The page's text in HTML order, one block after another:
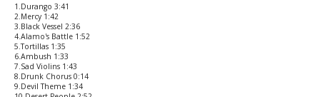
1.Durango 3:41
2.Mercy 1:42
3.Black Vessel 2:36
4.Alamo's Battle 1:52
5.Tortillas 1:35
6.Ambush 1:33
7.Sad Violins 1:43
8.Drunk Chorus 0:14
9.Devil Theme 1:34